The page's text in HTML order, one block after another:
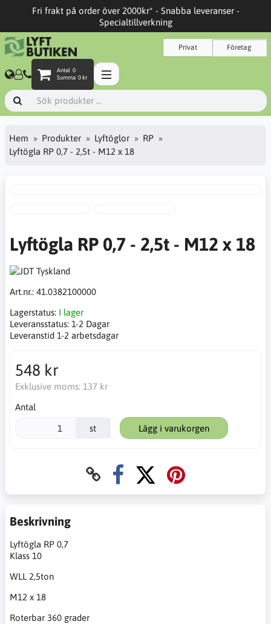
Fri frakt på order över 2000kr* - Snabba leveranser -
Specialtillverkning
Privat Företag
Antal 0
Summa 0 kr
Hem Produkter Lyftöglor
RP
Lyftögla RP 0,7 - 2,5t - M12 x 18
Lyftögla RP 0,7 - 2,5t - M12 x 18
Art.nr.: 41.0382100000
Lagerstatus: I lager
Leveransstatus: 1-2 Dagar
Leveranstid 1-2 arbetsdagar
548 kr
Exklusive moms: 137 kr
Antal
st Lägg i varukorgen
Beskrivning
Lyftögla RP 0,7
Klass 10
WLL 2,5ton
M12 x 18
Roterbar 360 grader